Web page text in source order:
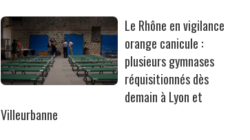
Le Rhône en vigilance
orange canicule :
plusieurs gymnases
réquisitionnés dès
demain à Lyon et
Villeurbanne